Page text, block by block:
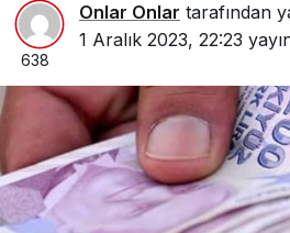
Onlar Onlar tarafından
1 Aralık 2023, 22:23
638